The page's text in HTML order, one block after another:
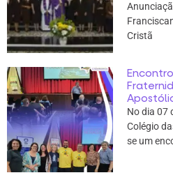
Cristã
No dia 07
Colégio
se um